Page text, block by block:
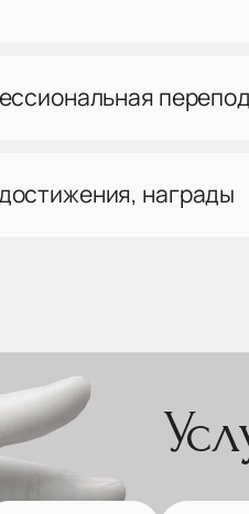
награды